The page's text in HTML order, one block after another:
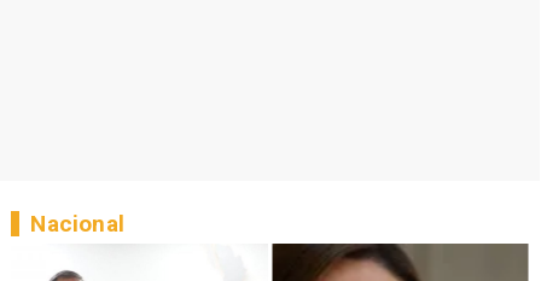
Nacional